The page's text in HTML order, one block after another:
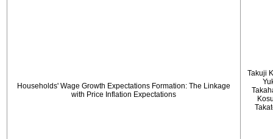
Households' Wage Growth Expectations Formation: The Linkage
with Price Inflation Expectations
Takuji